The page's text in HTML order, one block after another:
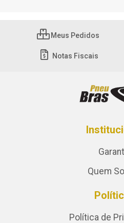
Meus Pedidos
Notas Fiscais
Quem
Política de